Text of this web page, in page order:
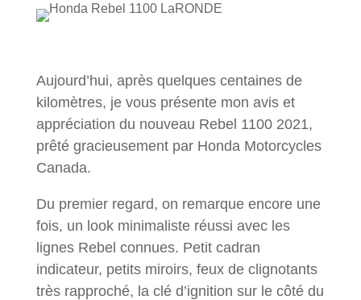
Aujourd’hui, après quelques centaines de
kilomètres, je vous présente mon avis et
appréciation du nouveau Rebel 1100 2021,
prêté gracieusement par Honda Motorcycles
Canada.
Du premier regard, on remarque encore une
fois, un look minimaliste réussi avec les
lignes Rebel connues. Petit cadran
indicateur, petits miroirs, feux de clignotants
très rapproché, la clé d’ignition sur le côté du